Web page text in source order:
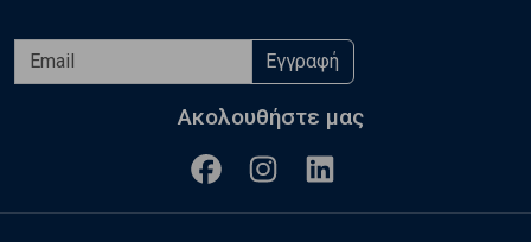
Εγγραφή
Ακολουθήστε μας